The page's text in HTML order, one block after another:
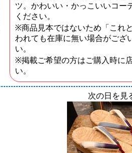
ツ。かわいい・かっこいいコー
ください。
※商品見本ではないため「これ
われても在庫に無い場合がござ
い。
※掲載ご希望の方はご購入時に
い。
次の日を見